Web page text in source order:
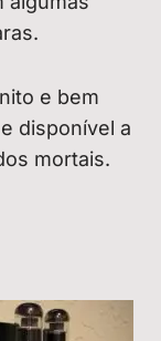
e bem
disponível a
mortais.